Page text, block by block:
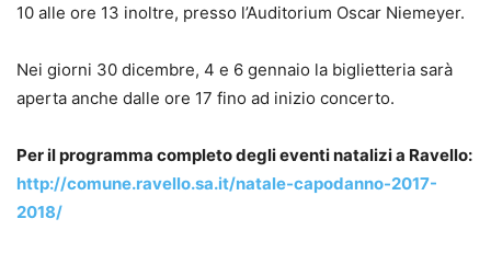
10 alle ore 13 inoltre, presso l’Auditorium Oscar Niemeyer.
Nei giorni 30 dicembre, 4 e 6 gennaio la biglietteria sarà
aperta anche dalle ore 17 fino ad inizio concerto.
Per il programma completo degli eventi natalizi a Ravello:
http://comune.ravello.sa.it/natale-capodanno-2017-
2018/